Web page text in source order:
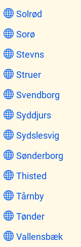
Solrød
Sorø
Stevns
Struer
Svendborg
Syddjurs
Sydslesvig
Sønderborg
Thisted
Tårnby
Tønder
Vallensbæk